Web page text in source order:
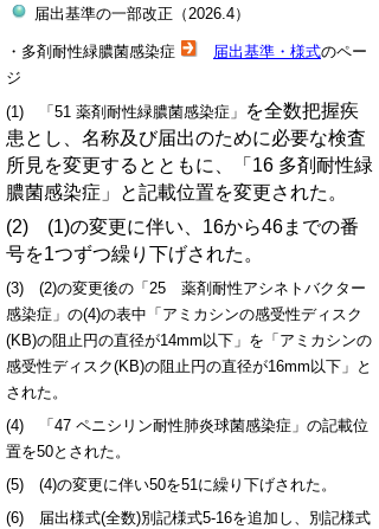
届出基準の一部改正（2026.4）
・多剤耐性緑膿菌感染症 届出基準・様式のペー
ジ
(1) 「51 薬剤耐性緑膿菌感染症」 を全数把握疾
患とし、名称及び届出のために必要な検査
所見を変更するとともに、「16 多剤耐性緑
膿菌感染症」と記載位置を変更された。
(2) (1)の変更に伴い、16から46までの番
号を1つずつ繰り下げされた。
(3) (2)の変更後の「25 薬剤耐性アシネトバクター
感染症」の(4)の表中「アミカシンの感受性ディスク
(KB)の阻止円の直径が14mm以下」を 「アミカシンの
感受性ディスク(KB)の阻止円の直径が16mm以下」と
された。
(4) 「47 ペニシリン耐性肺炎球菌感染症」の記載位
置を50とされた。
(5) (4)の変更に伴い50を51に繰り下げされた。
(6) 届出様式(全数)別記様式5-16を追加し、別記様式